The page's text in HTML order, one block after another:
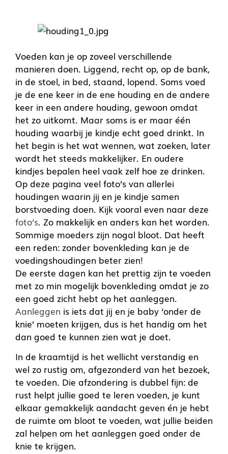
Voeden kan je op zoveel verschillende
manieren doen. Liggend, recht op, op de bank,
in de stoel, in bed, staand, lopend. Soms voed
je de ene keer in de ene houding en de andere
keer in een andere houding, gewoon omdat
het zo uitkomt. Maar soms is er maar één
houding waarbij je kindje echt goed drinkt. In
het begin is het wat wennen, wat zoeken, later
wordt het steeds makkelijker. En oudere
kindjes bepalen heel vaak zelf hoe ze drinken.
Op deze pagina veel foto’s van allerlei
houdingen waarin jij en je kindje samen
borstvoeding doen. Kijk vooral even naar deze
foto’s. Zo makkelijk en anders kan het worden.
Sommige moeders zijn nogal bloot. Dat heeft
een reden: zonder bovenkleding kan je de
voedingshoudingen beter zien!
De eerste dagen kan het prettig zijn te voeden
met zo min mogelijk bovenkleding omdat je zo
een goed zicht hebt op het aanleggen.
Aanleggen is iets dat jij en je baby ‘onder de
knie’ moeten krijgen, dus is het handig om het
dan goed te kunnen zien wat je doet.
In de kraamtijd is het wellicht verstandig en
wel zo rustig om, afgezonderd van het bezoek,
te voeden. Die afzondering is dubbel fijn: de
rust helpt jullie goed te leren voeden, je kunt
elkaar gemakkelijk aandacht geven én je hebt
de ruimte om bloot te voeden, wat jullie beiden
zal helpen om het aanleggen goed onder de
knie te krijgen.